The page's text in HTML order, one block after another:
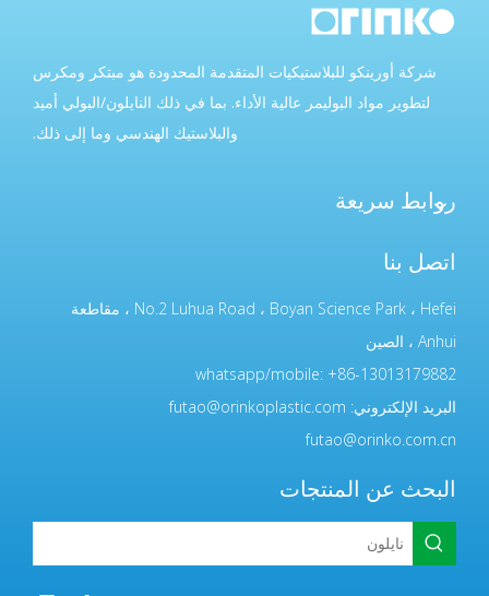
شركة أورينكو للبلاستيكيات المتقدمة المحدودة هو مبتكر ومكرس
لتطوير مواد البوليمر عالية الأداء. بما في ذلك النايلون/البولي أميد
والبلاستيك الهندسي وما إلى ذلك.
روابط سريعة
اتصل بنا
No.2 Luhua Road ، Boyan Science Park ، Hefei ، مقاطعة
Anhui ، الصين
whatsapp/mobile: +86-13013179882
البريد الإلكتروني: futao@orinkoplastic.com
futao@orinko.com.cn
البحث عن المنتجات